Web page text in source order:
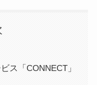
ス「CONNECT」